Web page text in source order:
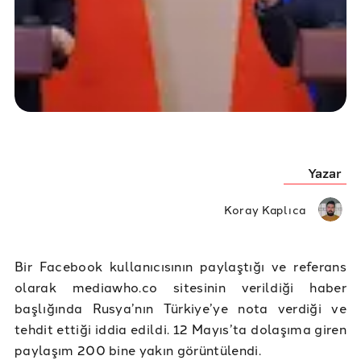
Yazar
Koray Kaplıca
Bir Facebook kullanıcısının paylaştığı ve referans
olarak mediawho.co sitesinin verildiği haber
başlığında Rusya’nın Türkiye’ye nota verdiği ve
tehdit ettiği iddia edildi. 12 Mayıs’ta dolaşıma giren
paylaşım 200 bine yakın görüntülendi.